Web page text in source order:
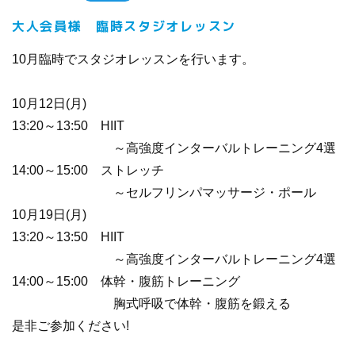
大人会員様 臨時スタジオレッスン
10月臨時でスタジオレッスンを行います。
10月12日(月)
13:20～13:50 HIIT
～高強度インターバルトレーニング4選
14:00～15:00 ストレッチ
～セルフリンパマッサージ・ポール
10月19日(月)
13:20～13:50 HIIT
～高強度インターバルトレーニング4選
14:00～15:00 体幹・腹筋トレーニング
胸式呼吸で体幹・腹筋を鍛える
是非ご参加ください!